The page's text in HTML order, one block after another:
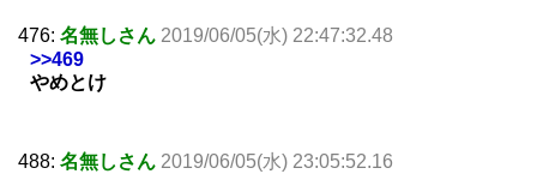
476: 名無しさん 2019/06/05(水) 22:47:32.48
>>469
やめとけ
488: 名無しさん 2019/06/05(水) 23:05:52.16